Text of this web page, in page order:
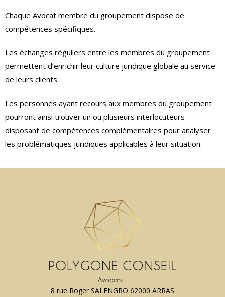
Chaque Avocat membre du groupement dispose de
compétences spécifiques.
Les échanges réguliers entre les membres du groupement
permettent d’enrichir leur culture juridique globale au service
de leurs clients.
Les personnes ayant recours aux membres du groupement
pourront ainsi trouver un ou plusieurs interlocuteurs
disposant de compétences complémentaires pour analyser
les problématiques juridiques applicables à leur situation.
8 rue Roger SALENGRO 62000 ARRAS